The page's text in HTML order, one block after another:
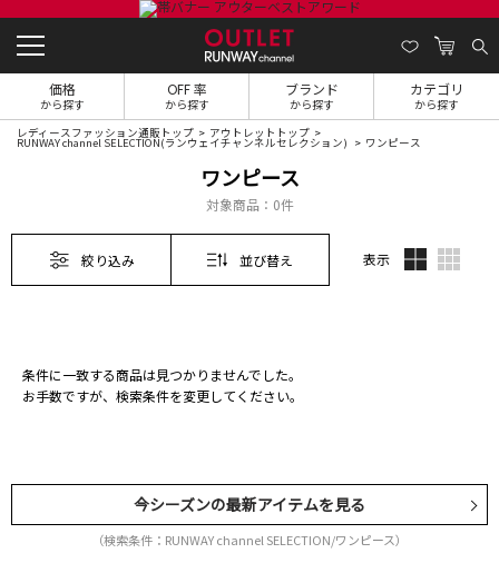
価格
から探す
OFF 率
から探す
ブランド
から探す
カテゴリ
から探す
レディースファッション通販トップ アウトレットトップ
RUNWAY channel SELECTION(ランウェイチャンネルセレクション) ワンピース
ワンピース
対象商品： 0件
絞り込み 並び替え 表示
条件に一致する商品は見つかりませんでした。
お手数ですが、検索条件を変更してください。
今シーズンの最新アイテムを見る
（検索条件：RUNWAY channel SELECTION/ワンピース）